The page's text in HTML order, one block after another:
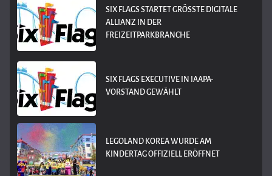
SIX FLAGS STARTET GRÖSSTE DIGITALE A
LLIANZ IN DER F
REIZEITPARKBRANCHE
SIX FLAGS EXECUTIVE IN IAAPA-
VORSTAND GEWÄHLT
LEGOLAND KOREA WURDE AM
KINDERTAG OFFIZIELL ERÖFFNET